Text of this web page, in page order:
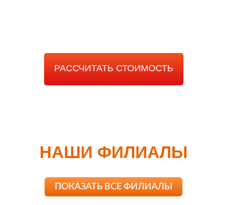
РАССЧИТАТЬ СТОИМОСТЬ
НАШИ ФИЛИАЛЫ
ПОКАЗАТЬ ВСЕ ФИЛИАЛЫ